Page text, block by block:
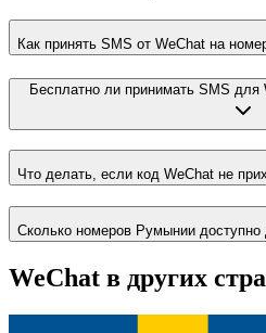
Как принять SMS от WeChat на
Бесплатно ли принимать SMS
Что делать, если код WeChat не
Сколько номеров Румынии доступно
WeChat в других